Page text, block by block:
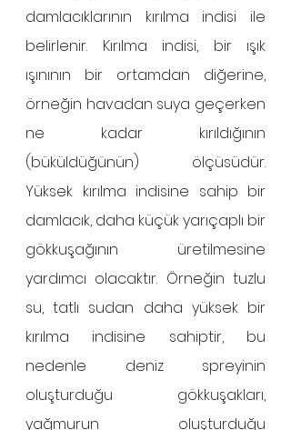
damlacıklarının kırılma indisi ile
belirlenir. Kırılma indisi, bir ışık
ışınının bir ortamdan diğerine,
örneğin havadan suya geçerken
ne kadar kırıldığının
(büküldüğünün) ölçüsüdür.
Yüksek kırılma indisine sahip bir
damlacık, daha küçük yarıçaplı bir
gökkuşağının üretilmesine
yardımcı olacaktır. Örneğin tuzlu
su, tatlı sudan daha yüksek bir
kırılma indisine sahiptir, bu
nedenle deniz spreyinin
oluşturduğu gökkuşakları,
yağmurun oluşturduğu